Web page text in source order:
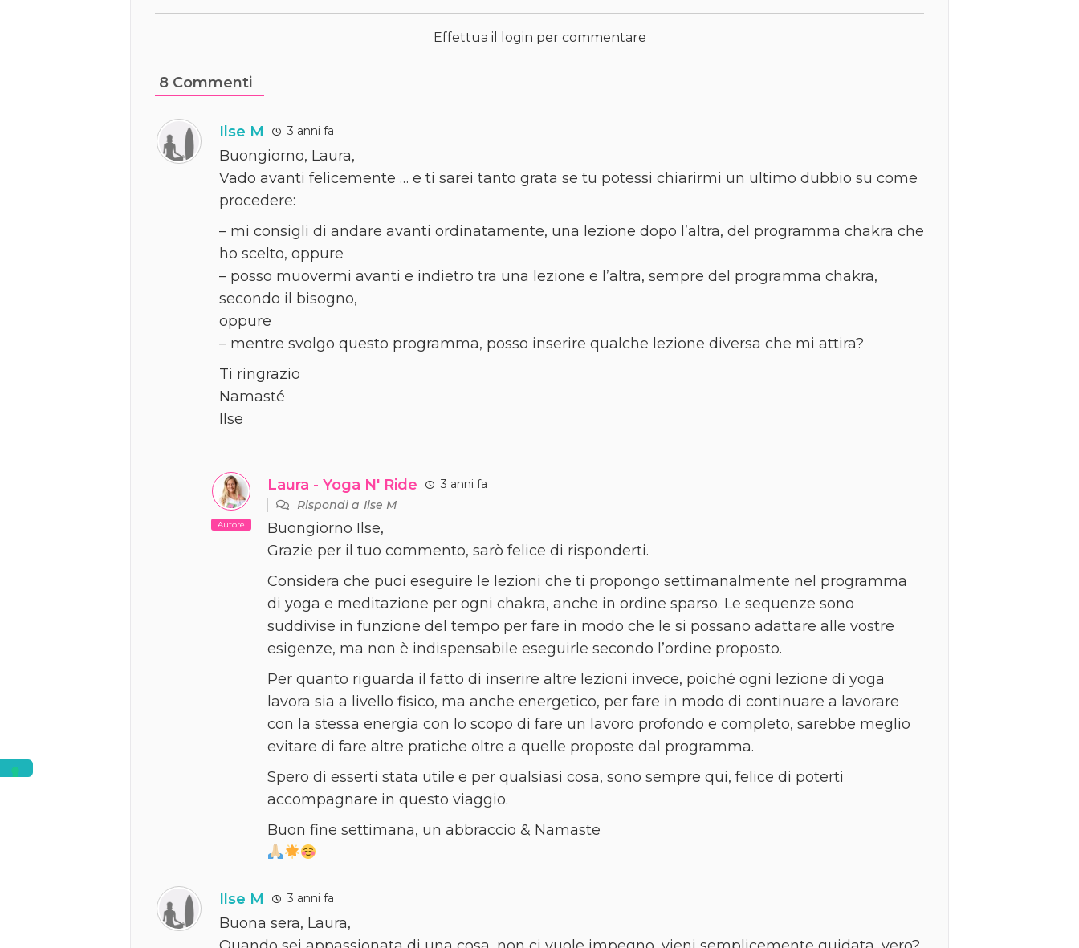
Effettua il login per commentare
8 Commenti
Ilse M 3 anni fa
Buongiorno, Laura,
Vado avanti felicemente … e ti sarei tanto grata se tu potessi chiarirmi un ultimo dubbio su come
procedere:
– mi consigli di andare avanti ordinatamente, una lezione dopo l’altra, del programma chakra che
ho scelto, oppure
– posso muovermi avanti e indietro tra una lezione e l’altra, sempre del programma chakra,
secondo il bisogno,
oppure
– mentre svolgo questo programma, posso inserire qualche lezione diversa che mi attira?
Ti ringrazio
Namasté
Ilse
Autore
Laura - Yoga N' Ride
3 anni fa
Rispondi aIlse M
Buongiorno Ilse,
Grazie per il tuo commento, sarò felice di risponderti.
Considera che puoi eseguire le lezioni che ti propongo settimanalmente nel programma
di yoga e meditazione per ogni chakra, anche in ordine sparso. Le sequenze sono
suddivise in funzione del tempo per fare in modo che le si possano adattare alle vostre
esigenze, ma non è indispensabile eseguirle secondo l’ordine proposto.
Per quanto riguarda il fatto di inserire altre lezioni invece, poiché ogni lezione di yoga
lavora sia a livello fisico, ma anche energetico, per fare in modo di continuare a lavorare
con la stessa energia con lo scopo di fare un lavoro profondo e completo, sarebbe meglio
evitare di fare altre pratiche oltre a quelle proposte dal programma.
Spero di esserti stata utile e per qualsiasi cosa, sono sempre qui, felice di poterti
accompagnare in questo viaggio.
Buon fine settimana, un abbraccio & Namaste
Ilse M 3 anni fa
Buona sera, Laura,